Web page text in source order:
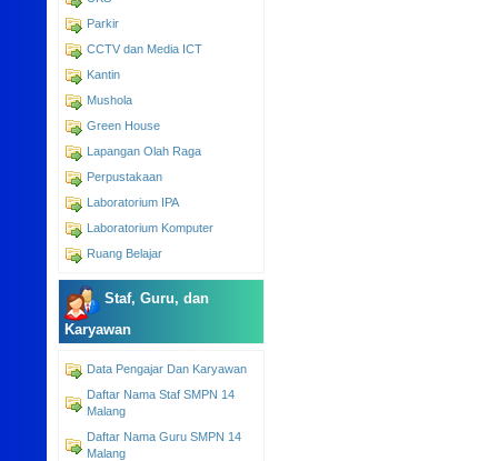
Parkir
CCTV dan Media ICT
Kantin
Mushola
Green House
Lapangan Olah Raga
Perpustakaan
Laboratorium IPA
Laboratorium Komputer
Ruang Belajar
Staf, Guru, dan
Karyawan
Data Pengajar Dan Karyawan
Daftar Nama Staf SMPN 14
Malang
Daftar Nama Guru SMPN 14
Malang